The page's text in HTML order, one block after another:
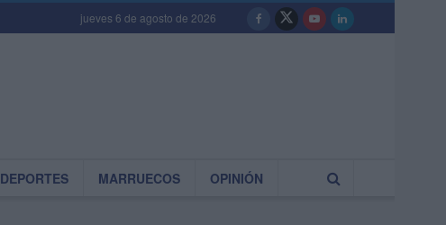
jueves 6 de agosto de 2026
DEPORTES MARRUECOS OPINIÓN